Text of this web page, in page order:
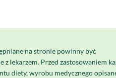
na stronie powinny być
z lekarzem. Przed zastosowaniem
diety, wyrobu medycznego